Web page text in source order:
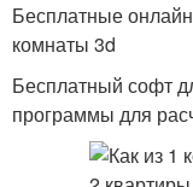
Бесплатные
комнаты 3d
Бесплатный софт
программы для